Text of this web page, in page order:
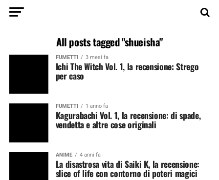
All posts tagged "shueisha"
FUMETTI 3 mesi fa
Ichi The Witch Vol. 1, la recensione: Strego
per caso
FUMETTI 1 anno fa
Kagurabachi Vol. 1, la recensione: di spade,
vendetta e altre cose originali
ANIME 4 anni fa
La disastrosa vita di Saiki K, la recensione:
slice of life con contorno di poteri magici